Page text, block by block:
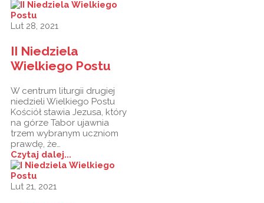
Lut 28, 2021
II Niedziela
Wielkiego Postu
W centrum liturgii drugiej
niedzieli Wielkiego Postu
Kościół stawia Jezusa, który
na górze Tabor ujawnia
trzem wybranym uczniom
prawdę, że…
Czytaj dalej...
Lut 21, 2021